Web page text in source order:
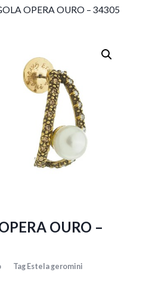
OPERA OURO – 34305
OURO –
Tag Estela geromini